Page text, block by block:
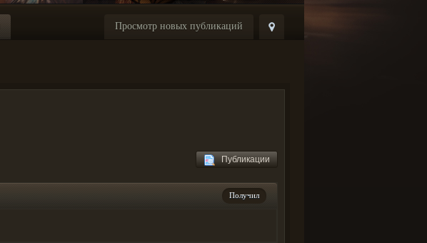
Просмотр новых публикаций
Публикации
Получил